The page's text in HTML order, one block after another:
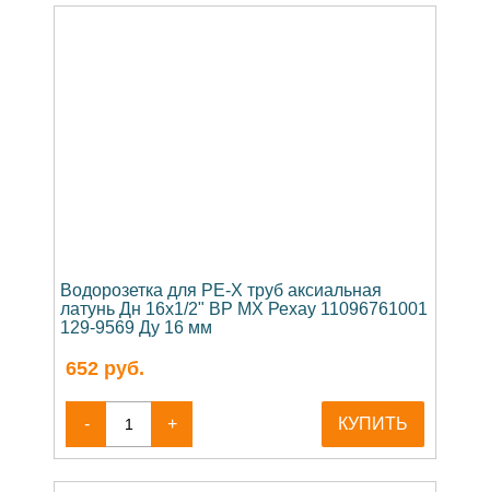
Водорозетка для PE-X труб аксиальная
латунь Дн 16х1/2" ВР MX Рехау 11096761001
129-9569 Ду 16 мм
652 руб.
- + КУПИТЬ